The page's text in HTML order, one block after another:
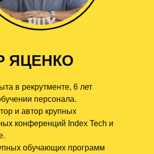
в рекрутменте, 6 лет
персонала.
и автор крупных
конференций Index Tech и
обучающих программ
ЯЦЕНКО